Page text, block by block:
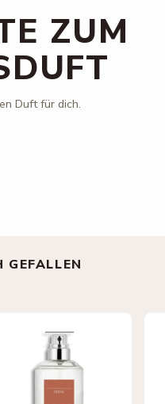
ZUM
Duft für dich.